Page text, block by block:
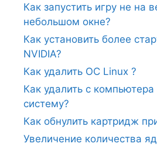
Как запустить игру не на
небольшом окне?
Как установить более
NVIDIA?
Как удалить ОС Linux ?
Как удалить с
систему?
Как обнулить картридж
Увеличение количества